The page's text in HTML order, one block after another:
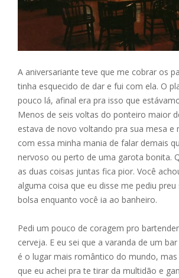
A aniversariante teve que me cobrar os
tinha esquecido de dar e fui com ela. O
pouco lá, afinal era pra isso que
Menos de seis voltas do ponteiro maior
estava de novo voltando pra sua mesa e
com essa minha mania de falar demais
nervoso ou perto de uma garota bonita.
as duas coisas juntas fica pior. Você
alguma coisa que eu disse me pediu preu
bolsa enquanto você ia ao banheiro.
Pedi um pouco de coragem pro
cerveja. E eu sei que a varanda de um
é o lugar mais romântico do mundo,
que eu achei pra te tirar da multidão e